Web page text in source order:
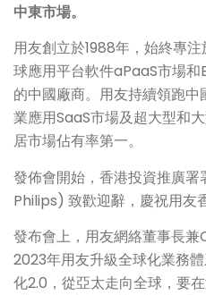
中東市場。
用友創立於1988年，始終專
球應用平台軟件aPaaS市場和
的中國廠商。用友持續領跑
業應用SaaS市場及超大型和
居市場佔有率第一。
發佈會開始，香港投資推廣
Philips) 致歡迎辭，慶祝用友
發布會上，用友網絡董事長兼
2023年用友升級全球化業務
化2.0，從亞太走向全球，要